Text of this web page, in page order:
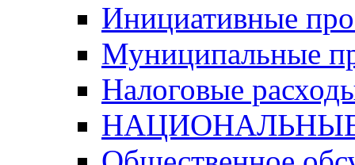
Инициативные
Муниципальные
Налоговые